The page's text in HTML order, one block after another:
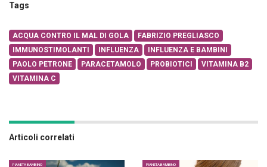
Tags
ACQUA CONTRO IL MAL DI GOLA
FABRIZIO PREGLIASCO
IMMUNOSTIMOLANTI
INFLUENZA
INFLUENZA E BAMBINI
PAOLO PETRONE
PARACETAMOLO PROBIOTICI
VITAMINA B2
VITAMINA C
Articoli correlati
PIANETA BAMBINO PIANETA BAMBINO